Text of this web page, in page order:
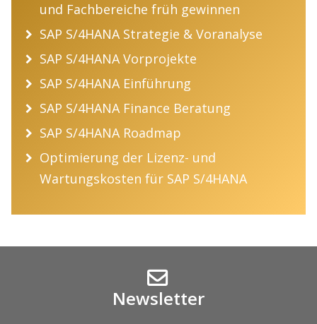
und Fachbereiche früh gewinnen
SAP S/4HANA Strategie & Voranalyse
SAP S/4HANA Vorprojekte
SAP S/4HANA Einführung
SAP S/4HANA Finance Beratung
SAP S/4HANA Roadmap
Optimierung der Lizenz- und
Wartungskosten für SAP S/4HANA
Newsletter